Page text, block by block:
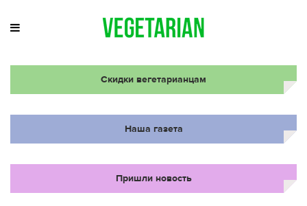
Скидки вегетарианцам
Наша газета
Пришли новость